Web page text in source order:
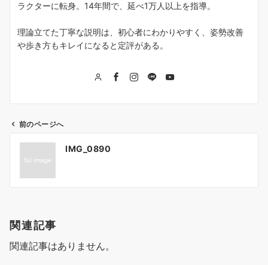
ラクターに転身。14年間で、延べ1万人以上を指導。
理論立てた丁寧な説明は、初心者にわかりやすく、姿勢改善
や歩き方もキレイになると定評がある。
投
ナ
ゲ
ー
前のページへ
IMG_0890
関連記事
関連記事はありません。